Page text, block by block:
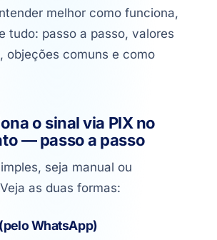
melhor como funciona,
tudo: passo a passo, valores
objeções comuns e como
o sinal via PIX no
— passo a passo
seja manual ou
as duas formas:
WhatsApp)